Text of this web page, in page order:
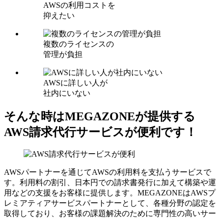
AWSの利用コストを
抑えたい
複数のライセンスの
管理が負担
AWSに詳しい人が
社内にいない
そんな時はMEGAZONEが提供する
AWS請求代行サービスが便利です！
AWSパートナーを通じてAWSの利用料を支払うサービスで
す。利用料の割引、日本円での請求書発行に加えて構築や運
用などの支援をお客様に提供します。MEGAZONEはAWSプ
レミアティアサービスパートナーとして、各種分野の認定を
取得しており、お客様の課題解決のために専門性の高いサー